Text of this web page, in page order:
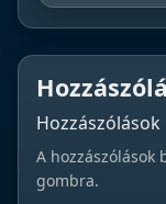
Hozzászólások
A hozzászólások
gombra.